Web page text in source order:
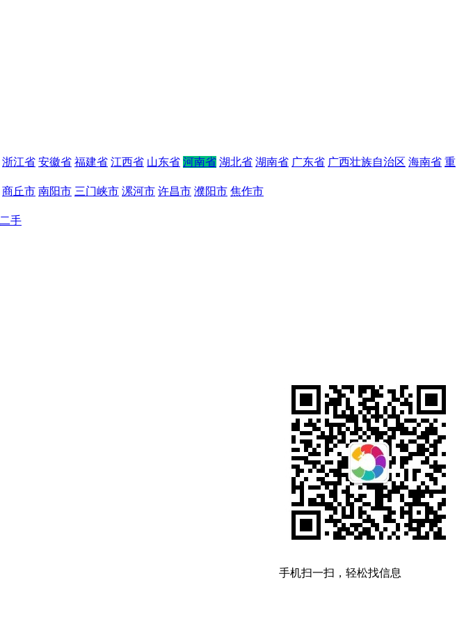
浙江省 安徽省 福建省 江西省 山东省 河南省 湖北省 湖南省 广东省 广西壮族自治区 海南省 重
商丘市 南阳市 三门峡市 漯河市 许昌市 濮阳市 焦作市
二手
手机扫一扫，轻松找信息